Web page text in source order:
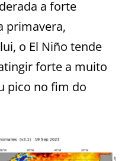
a forte
primavera,
o El Niño tende
forte a muito
pico no fim do